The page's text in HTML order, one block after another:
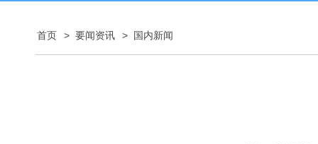
首页 > 要闻资讯 > 国内新闻